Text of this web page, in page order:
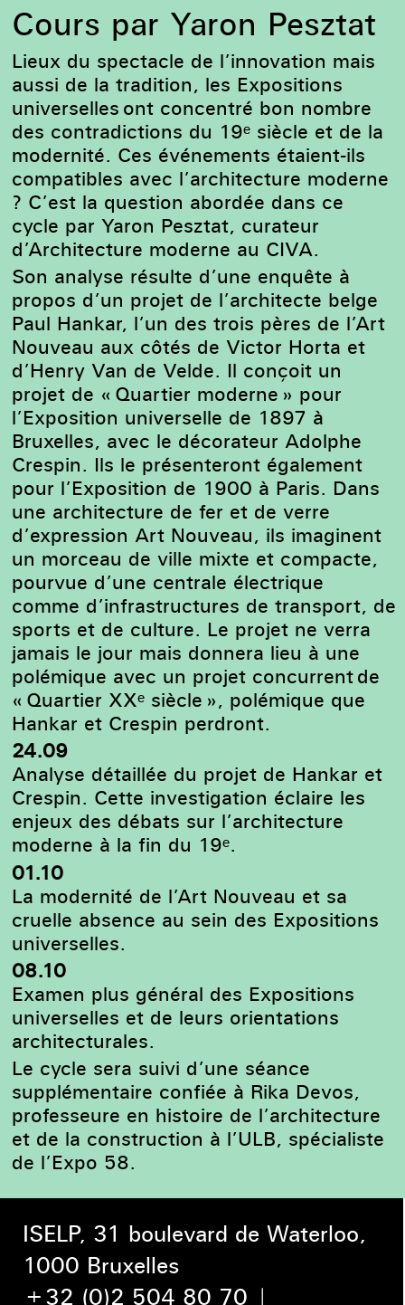
Cours par Yaron Pesztat
Lieux du spectacle de l’innovation mais
aussi de la tradition, les Expositions
universelles ont concentré bon nombre
des contradictions du 19ᵉ siècle et de la
modernité. Ces événements étaient-ils
compatibles avec l’architecture moderne
? C’est la question abordée dans ce
cycle par Yaron Pesztat, curateur
d’Architecture moderne au CIVA.
Son analyse résulte d’une enquête à
propos d’un projet de l’architecte belge
Paul Hankar, l’un des trois pères de l’Art
Nouveau aux côtés de Victor Horta et
d’Henry Van de Velde. Il conçoit un
projet de « Quartier moderne » pour
l’Exposition universelle de 1897 à
Bruxelles, avec le décorateur Adolphe
Crespin. Ils le présenteront également
pour l’Exposition de 1900 à Paris. Dans
une architecture de fer et de verre
d’expression Art Nouveau, ils imaginent
un morceau de ville mixte et compacte,
pourvue d’une centrale électrique
comme d’infrastructures de transport, de
sports et de culture. Le projet ne verra
jamais le jour mais donnera lieu à une
polémique avec un projet concurrent de
« Quartier XXᵉ siècle », polémique que
Hankar et Crespin perdront.
24.09
Analyse détaillée du projet de Hankar et
Crespin. Cette investigation éclaire les
enjeux des débats sur l’architecture
moderne à la fin du 19ᵉ.
01.10
La modernité de l’Art Nouveau et sa
cruelle absence au sein des Expositions
universelles.
08.10
Examen plus général des Expositions
universelles et de leurs orientations
architecturales.
Le cycle sera suivi d’une séance
supplémentaire confiée à Rika Devos,
professeure en histoire de l’architecture
et de la construction à l’ULB, spécialiste
de l’Expo 58.
ISELP, 31 boulevard de Waterloo,
1000 Bruxelles
+32 (0)2 504 80 70 |